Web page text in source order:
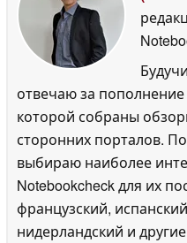
отвечаю за
которой собраны
сторонних порталов.
выбираю наиболее
Notebookcheck для их
французский,
нидерландский и